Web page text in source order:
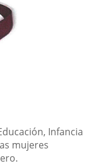
Infancia
mujeres